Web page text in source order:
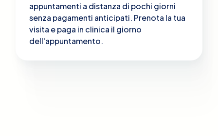
appuntamenti a distanza di pochi giorni
senza pagamenti anticipati. Prenota la tua
visita e paga in clinica il giorno
dell'appuntamento.